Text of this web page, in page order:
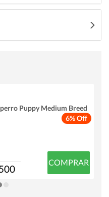
6% Off
Puppy Medium Breed
COMPRAR